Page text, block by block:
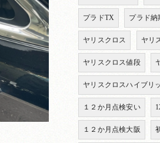
プラドTX プラド納
ヤリスクロス ヤリ
ヤリスクロス値段
ヤリスクロスハイブリ
１２か月点検安い
１２か月点検大阪